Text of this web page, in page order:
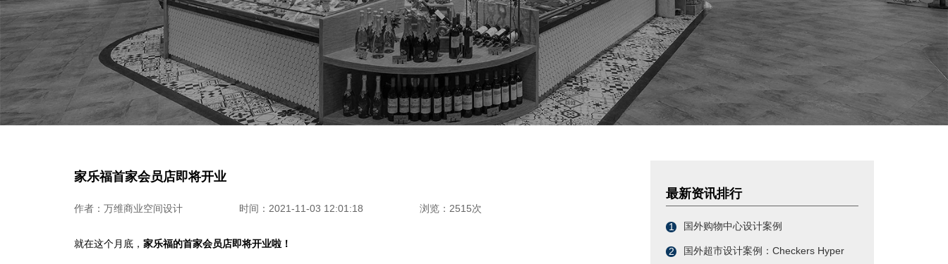
家乐福首家会员店即将开业
作者：万维商业空间设计 时间：2021-11-03 12:01:18 浏览：2515次
就在这个月底， 家乐福的首家会员店即将开业啦！
最新资讯排行
1 国外购物中心设计案例
2 国外超市设计案例：Checkers Hyper